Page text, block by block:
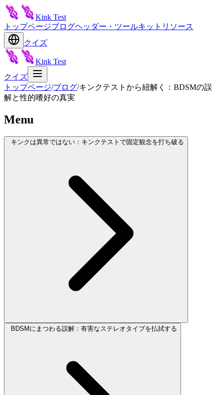
Kink Test
トップページブログヘッダー・ツールキット リソース
クイズ
Kink Test
クイズ
トップページ/ブログ/キンクテストから紐解く：BDSMの誤
解と性的嗜好の真実
Menu
キンクは異常ではない：キンクテストで固定観念を打ち破る
BDSMにまつわる誤解：有害なステレオタイプを払拭する